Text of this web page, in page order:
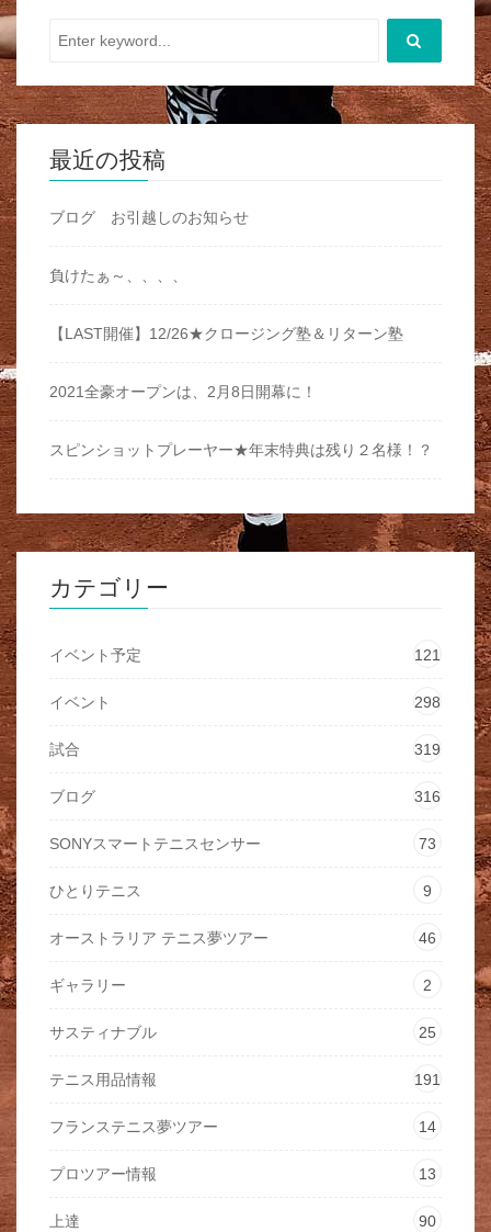
最近の投稿
ブログ お引越しのお知らせ
負けたぁ～、、、、
【LAST開催】12/26★クロージング塾＆リターン塾
2021全豪オープンは、2月8日開幕に！
スピンショットプレーヤー★年末特典は残り２名様！？
カテゴリー
イベント予定 121
イベント 298
試合 319
ブログ 316
SONYスマートテニスセンサー 73
ひとりテニス 9
オーストラリア テニス夢ツアー 46
ギャラリー 2
サスティナブル 25
テニス用品情報 191
フランステニス夢ツアー 14
プロツアー情報 13
上達 90